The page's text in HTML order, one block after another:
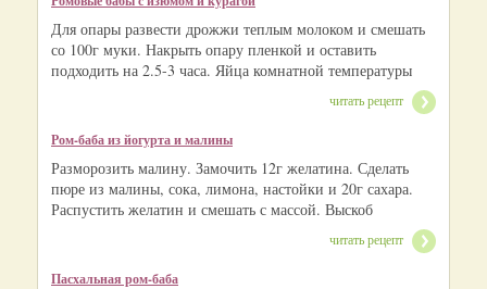
Для опары развести дрожжи теплым молоком и смешать
со 100г муки. Накрыть опару пленкой и оставить
подходить на 2.5-3 часа. Яйца комнатной температуры
читать рецепт
Ром-баба из йогурта и малины
Разморозить малину. Замочить 12г желатина. Сделать
пюре из малины, сока, лимона, настойки и 20г сахара.
Распустить желатин и смешать с массой. Выскоб
читать рецепт
Пасхальная ром-баба